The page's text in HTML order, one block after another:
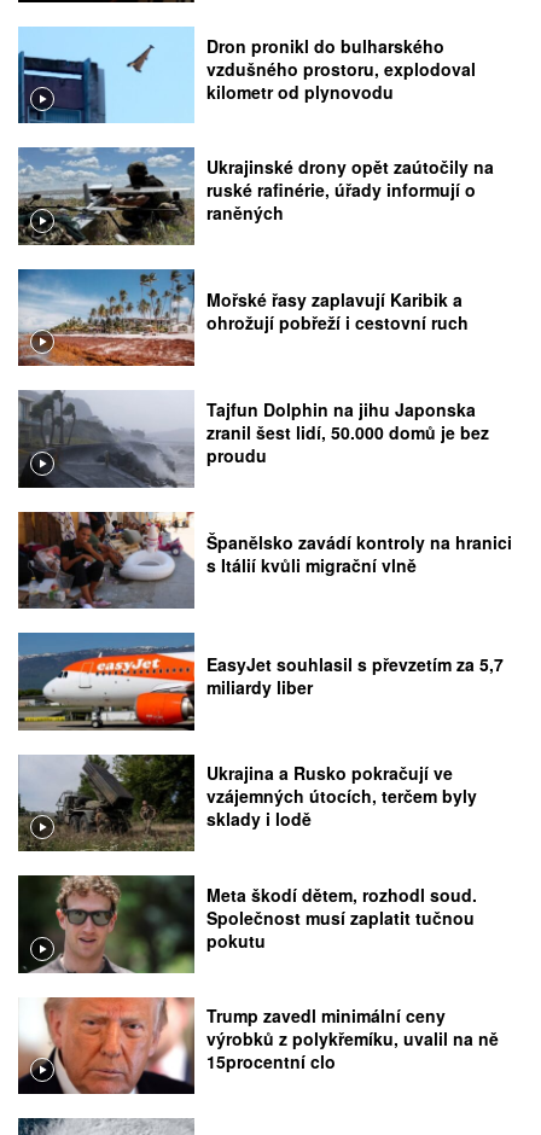
Dron pronikl do bulharského
vzdušného prostoru, explodoval
kilometr od plynovodu
Ukrajinské drony opět zaútočily na
ruské rafinérie, úřady informují o
raněných
Mořské řasy zaplavují Karibik a
ohrožují pobřeží i cestovní ruch
Tajfun Dolphin na jihu Japonska
zranil šest lidí, 50.000 domů je bez
proudu
Španělsko zavádí kontroly na hranici
s Itálií kvůli migrační vlně
EasyJet souhlasil s převzetím za 5,7
miliardy liber
Ukrajina a Rusko pokračují ve
vzájemných útocích, terčem byly
sklady i lodě
Meta škodí dětem, rozhodl soud.
Společnost musí zaplatit tučnou
pokutu
Trump zavedl minimální ceny
výrobků z polykřemíku, uvalil na ně
15procentní clo